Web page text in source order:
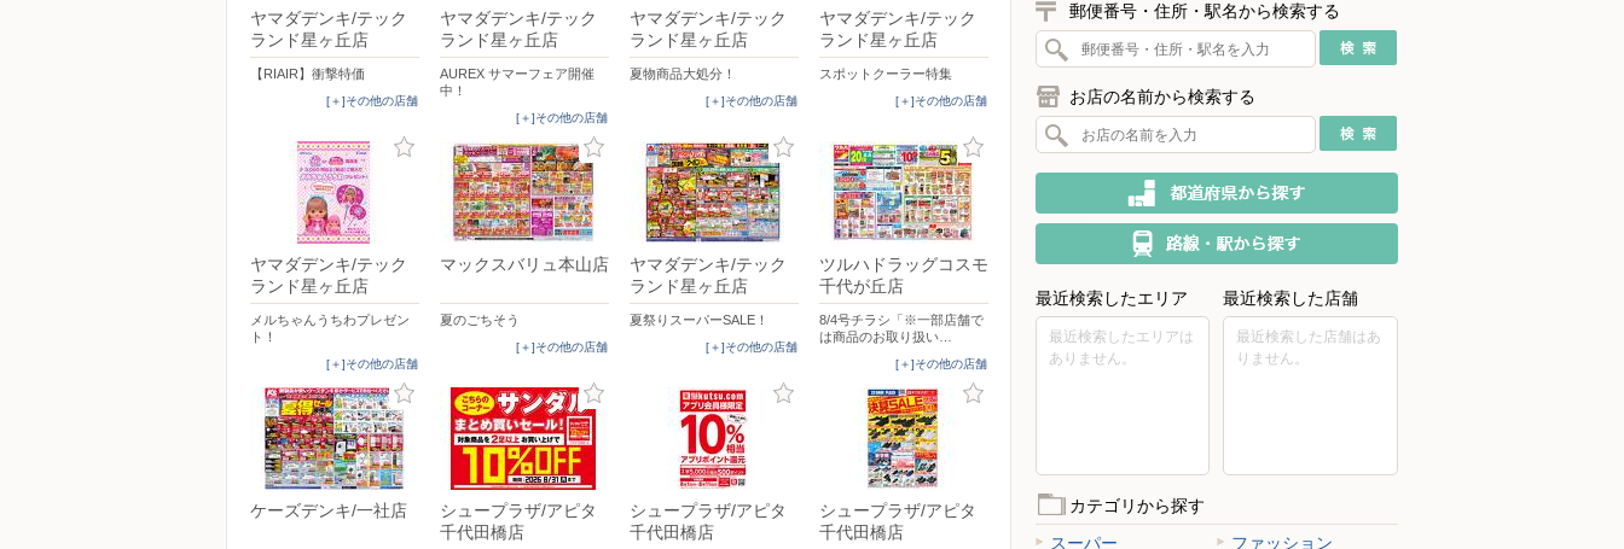
ヤマダデンキ/テック
ランド星ヶ丘店
【RIAIR】衝撃特価
[＋]その他の店舗
ヤマダデンキ/テック
ランド星ヶ丘店
AUREX サマーフェア開催
中！
[＋]その他の店舗
ヤマダデンキ/テック
ランド星ヶ丘店
夏物商品大処分！
[＋]その他の店舗
ヤマダデンキ/テック
ランド星ヶ丘店
スポットクーラー特集
[＋]その他の店舗
ヤマダデンキ/テック
ランド星ヶ丘店
メルちゃんうちわプレゼン
ト！
[＋]その他の店舗
マックスバリュ本山店
夏のごちそう
[＋]その他の店舗
ヤマダデンキ/テック
ランド星ヶ丘店
夏祭りスーパーSALE！
[＋]その他の店舗
ツルハドラッグコスモ
千代が丘店
8/4号チラシ「※一部店舗で
は商品のお取り扱い…
[＋]その他の店舗
ケーズデンキ/一社店
シュープラザ/アピタ
千代田橋店
シュープラザ/アピタ
千代田橋店
シュープラザ/アピタ
千代田橋店
郵便番号・住所・駅名から検索する
お店の名前から検索する
最近検索したエリア
最近検索したエリアは
ありません。
最近検索した店舗
最近検索した店舗はあ
りません。
カテゴリから探す
スーパー
ファッション